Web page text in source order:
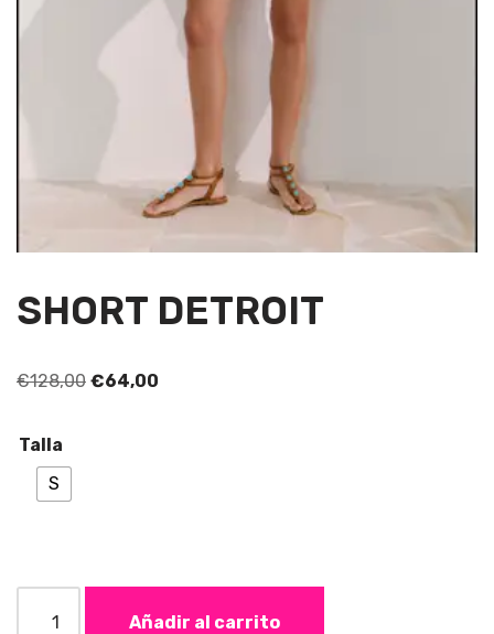
SHORT DETROIT
€128,00 €64,00
Talla
S
Añadir al carrito